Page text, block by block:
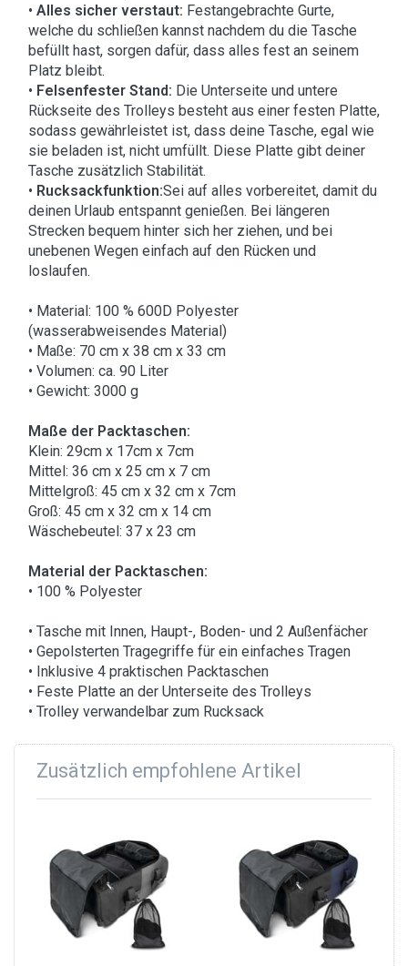
• Alles sicher verstaut: Festangebrachte Gurte,
welche du schließen kannst nachdem du die Tasche
befüllt hast, sorgen dafür, dass alles fest an seinem
Platz bleibt.
• Felsenfester Stand: Die Unterseite und untere
Rückseite des Trolleys besteht aus einer festen Platte,
sodass gewährleistet ist, dass deine Tasche, egal wie
sie beladen ist, nicht umfüllt. Diese Platte gibt deiner
Tasche zusätzlich Stabilität.
• Rucksackfunktion:Sei auf alles vorbereitet, damit du
deinen Urlaub entspannt genießen. Bei längeren
Strecken bequem hinter sich her ziehen, und bei
unebenen Wegen einfach auf den Rücken und
loslaufen.
• Material: 100 % 600D Polyester
(wasserabweisendes Material)
• Maße: 70 cm x 38 cm x 33 cm
• Volumen: ca. 90 Liter
• Gewicht: 3000 g
Maße der Packtaschen:
Klein: 29cm x 17cm x 7cm
Mittel: 36 cm x 25 cm x 7 cm
Mittelgroß: 45 cm x 32 cm x 7cm
Groß: 45 cm x 32 cm x 14 cm
Wäschebeutel: 37 x 23 cm
Material der Packtaschen:
• 100 % Polyester
• Tasche mit Innen, Haupt-, Boden- und 2 Außenfächer
• Gepolsterten Tragegriffe für ein einfaches Tragen
• Inklusive 4 praktischen Packtaschen
• Feste Platte an der Unterseite des Trolleys
• Trolley verwandelbar zum Rucksack
Zusätzlich empfohlene Artikel